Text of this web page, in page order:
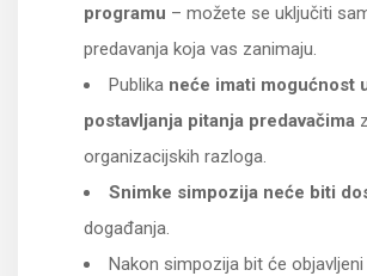
programu – možete se uključiti
predavanja koja vas zanimaju.
Publika neće imati mogućnost
postavljanja pitanja predavačima
organizacijskih razloga.
Snimke simpozija neće biti
događanja.
Nakon simpozija bit će objavljeni